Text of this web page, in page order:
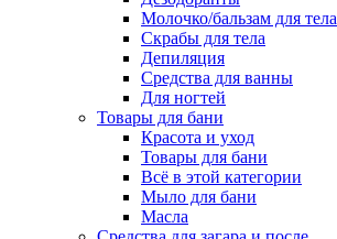
Молочко/бальзам для тела
Скрабы для тела
Депиляция
Средства для ванны
Для ногтей
Товары для бани
Красота и уход
Товары для бани
Всё в этой категории
Мыло для бани
Масла